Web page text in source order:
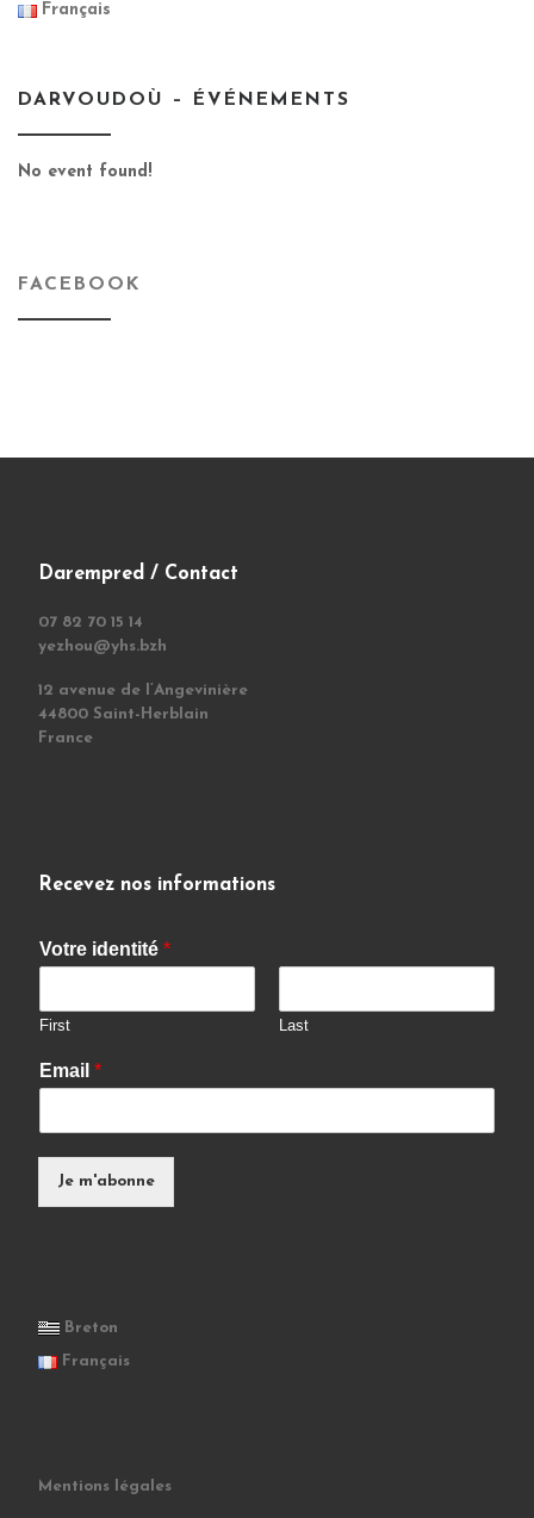
Français
DARVOUDOÙ – ÉVÉNEMENTS
No event found!
FACEBOOK
Darempred / Contact
07 82 70 15 14
yezhou@yhs.bzh
12 avenue de l’Angevinière
44800 Saint-Herblain
France
Recevez nos informations
Votre identité *
First Last
Email *
Je m'abonne
Breton
Français
Mentions légales